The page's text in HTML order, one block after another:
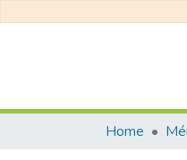
Home